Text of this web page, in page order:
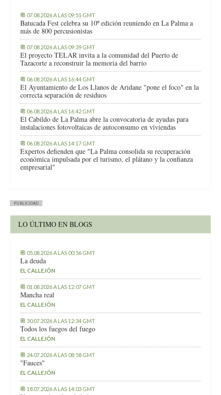
07.08.2026 A LAS 09:51 GMT
Batucada Fest celebra su 10º edición reuniendo en La Palma a
más de 800 percusionistas
07.08.2026 A LAS 09:39 GMT
El proyecto TELAR invita a la comunidad del Puerto de
Tazacorte a reconstruir la memoria del barrio
06.08.2026 A LAS 16:44 GMT
El Ayuntamiento de Los Llanos de Aridane "pone el foco" en la
correcta separación de residuos
06.08.2026 A LAS 16:42 GMT
El Cabildo de La Palma abre la convocatoria de ayudas para
instalaciones fotovoltaicas de autoconsumo en viviendas
06.08.2026 A LAS 14:17 GMT
Expertos defienden que "La Palma consolida su recuperación
económica impulsada por el turismo, el plátano y la confianza
empresarial"
PUBLICIDAD
LO ÚLTIMO EN BLOGS
05.08.2026 A LAS 00:56 GMT
La deuda
EL CALLEJÓN
01.08.2026 A LAS 12:07 GMT
Mancha real
EL CALLEJÓN
30.07.2026 A LAS 12:34 GMT
Todos los fuegos del fuego
EL CALLEJÓN
24.07.2026 A LAS 08:58 GMT
"Fauces"
EL CALLEJÓN
18.07.2026 A LAS 14:03 GMT